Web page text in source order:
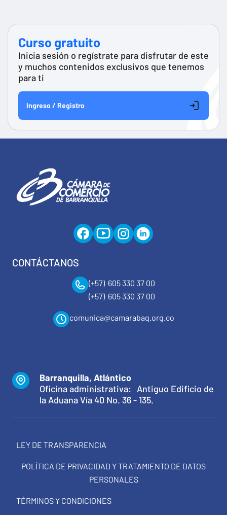
Curso gratuito
Inicia sesión o regístrate para disfrutar de este
y muchos contenidos exclusivos que tenemos
para ti
Ingreso / Registro
CONTÁCTANOS
(+57) 605 330 37 00
(+57) 605 330 37 00
comunica@camarabaq.org.co
Barranquilla, Atlántico
Oficina administrativa: Antiguo Edificio de
la Aduana Vía 40 No. 36 - 135.
LEY DE TRANSPARENCIA
POLÍTICA DE PRIVACIDAD Y TRATAMIENTO DE DATOS
PERSONALES
TÉRMINOS Y CONDICIONES